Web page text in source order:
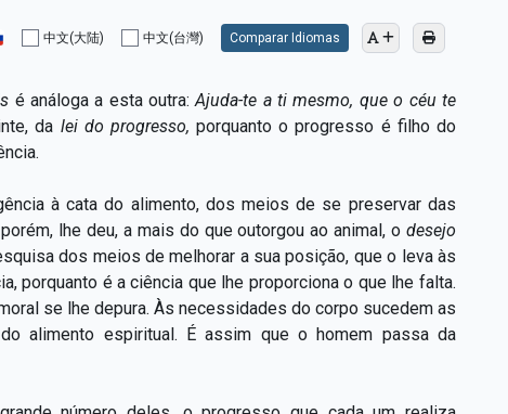
中文(大陆) 中文(台灣) Comparar Idiomas
é análoga a esta outra:Ajuda-te a ti mesmo, que o céu te
da lei do progresso,porquanto o progresso é filho do
à cata do alimento, dos meios de se preservar das
lhe deu, a mais do que outorgou ao animal, o desejo
dos meios de melhorar a sua posição, que o leva às
porquanto é a ciência que lhe proporciona o que lhe falta.
se lhe depura. Às necessidades do corpo sucedem as
alimento espiritual. É assim que o homem passa da